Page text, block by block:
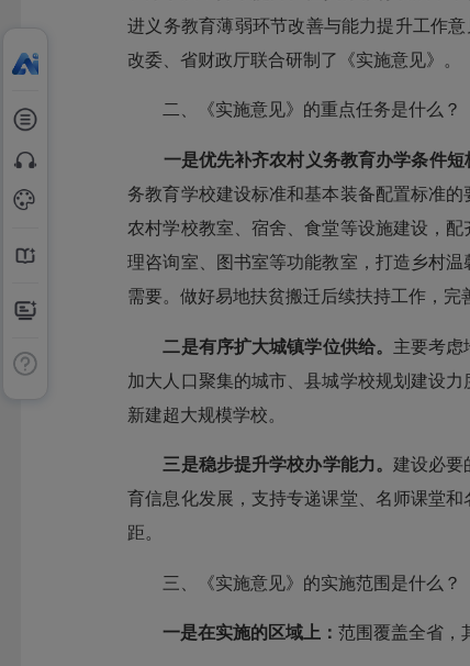
进义务教育薄弱环节改善与能力提升工作
改委、省财政厅联合研制了《实施意见》。
二、《实施意见》的重点任务是什么？
一是优先补齐农村义务教育办学条件短
务教育学校建设标准和基本装备配置标准
农村学校教室、宿舍、食堂等设施建设，
理咨询室、图书室等功能教室，打造乡村
需要。做好易地扶贫搬迁后续扶持工作，
二是有序扩大城镇学位供给。 主要考虑
加大人口聚集的城市、县城学校规划建设
新建超大规模学校。
三是稳步提升学校办学能力。 建设必要
育信息化发展，支持专递课堂、名师课堂
距。
三、《实施意见》的实施范围是什么？
一是在实施的区域 上：范围覆盖全省，